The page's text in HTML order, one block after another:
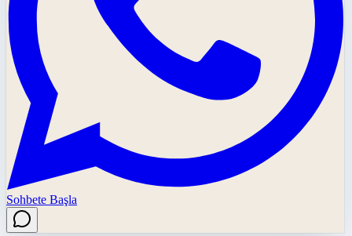
Sohbete Başla